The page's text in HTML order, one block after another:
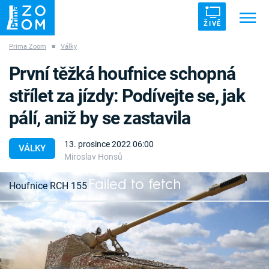
ŽIVĚ
ZÁHADY VETŘELCI DÁVNOVĚKU
Témata
Témata
Pořady
TV Program
Prima Zoom ■ Války
VÁLKY
13. prosince 2022 06:00
Miroslav Honsů
První těžká houfnice schopná
střílet za jízdy: Podívejte se, jak
pálí, aniž by se zastavila
Failed to fetch
Houfnice RCH 155
Už jsme si zvykli, že ukrajinské bojiště se stává
místem nasazení nejen prastarých zbraní ze
sovětské éry, ale také nejmodernějších systémů,